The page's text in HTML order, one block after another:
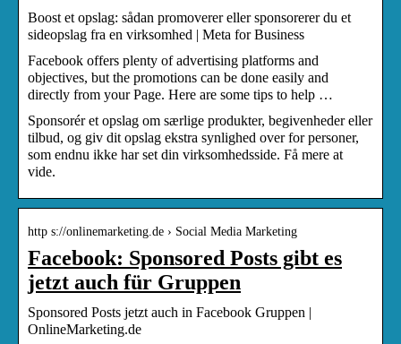
Boost et opslag: sådan promoverer eller sponsorerer du et
sideopslag fra en virksomhed | Meta for Business
Facebook offers plenty of advertising platforms and
objectives, but the promotions can be done easily and
directly from your Page. Here are some tips to help …
Sponsorér et opslag om særlige produkter, begivenheder eller
tilbud, og giv dit opslag ekstra synlighed over for personer,
som endnu ikke har set din virksomhedsside. Få mere at
vide.
http s://onlinemarketing.de › Social Media Marketing
Facebook: Sponsored Posts gibt es
jetzt auch für Gruppen
Sponsored Posts jetzt auch in Facebook Gruppen |
OnlineMarketing.de